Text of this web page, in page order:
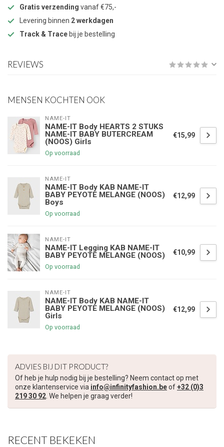
Gratis verzending vanaf €75,-
Levering binnen 2 werkdagen
Track & Trace bij je bestelling
REVIEWS
MENSEN KOCHTEN OOK
NAME-IT
NAME-IT Body HEARTS 2 STUKS
NAME-IT BABY BUTERCREAM
(NOOS) Girls
Op voorraad
€15,99
NAME-IT
NAME-IT Body KAB NAME-IT
BABY PEYOTE MELANGE (NOOS)
Boys
Op voorraad
€12,99
NAME-IT
NAME-IT Legging KAB NAME-IT
BABY PEYOTE MELANGE (NOOS)
Op voorraad
€10,99
NAME-IT
NAME-IT Body KAB NAME-IT
BABY PEYOTE MELANGE (NOOS)
Girls
Op voorraad
€12,99
ADVIES BIJ DIT PRODUCT?
Of heb je hulp nodig bij je bestelling? Neem contact op met
onze klantenservice via info@infinityfashion.beof+32 (0)3
219 30 92. We helpen je graag verder!
RECENT BEKEKEN
€5,00 korting op je volgende bestelling
Schrijf je in voor onze nieuwsbrief om op de hoogte te blijven
over onze nieuwe collectie, en ontvang
volgende aankoop! 😀